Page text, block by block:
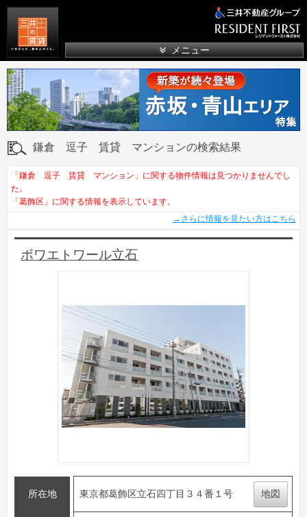
メニュー
鎌倉 逗子 賃貸 マンションの検索結果
「鎌倉 逗子 賃貸 マンション」に関する物件情報は見つかりませんでし
た。
「葛飾区」に関する情報を表示しています。
→さらに情報を見たい方はこちら
ボワエトワール立石
所在地 東京都葛飾区立石四丁目３４番１号 地図